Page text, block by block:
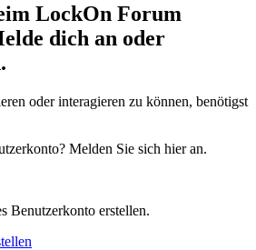
LockOn Forum
dich an oder
oder interagieren zu können, benötigst
Melden Sie sich hier an.
Benutzerkonto erstellen.